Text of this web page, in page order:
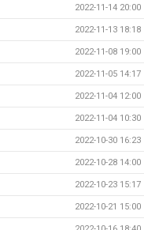
2022-11-14 20:00
2022-11-13 18:18
2022-11-08 19:00
2022-11-05 14:17
2022-11-04 12:00
2022-11-04 10:30
2022-10-30 16:23
2022-10-28 14:00
2022-10-23 15:17
2022-10-21 15:00